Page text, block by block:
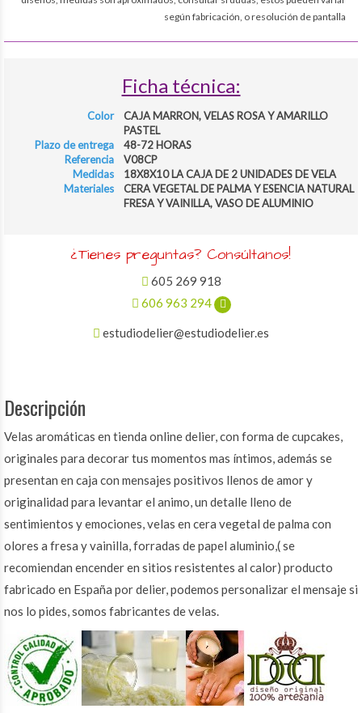
según fabricación, o resolución de pantalla
Ficha técnica:
Color
CAJA MARRON, VELAS ROSA Y AMARILLO
PASTEL
Plazo de entrega
48-72 HORAS
Referencia
V08CP
Medidas
18X8X10 LA CAJA DE 2 UNIDADES DE VELA
Materiales
CERA VEGETAL DE PALMA Y ESENCIA NATURAL
FRESA Y VAINILLA, VASO DE ALUMINIO
¿Tienes preguntas? Consúltanos!
605 269 918
606 963 294
estudiodelier@estudiodelier.es
Descripción
Velas aromáticas en tienda online delier, con forma de cupcakes,
originales para decorar tus momentos mas íntimos, además se
presentan en caja con mensajes positivos llenos de amor y
originalidad para levantar el animo, un detalle lleno de
sentimientos y emociones, velas en cera vegetal de palma con
olores a fresa y vainilla, forradas de papel aluminio,( se
recomiendan encender en sitios resistentes al calor) producto
fabricado en España por delier, podemos personalizar el mensaje si
nos lo pides, somos fabricantes de velas.